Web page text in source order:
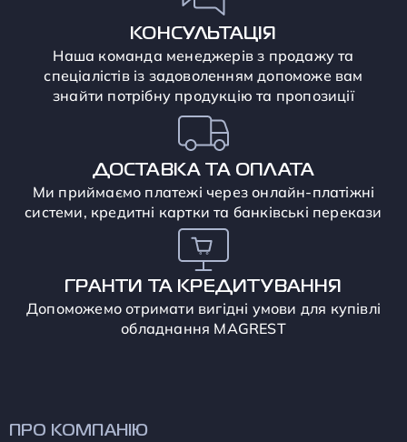
КОНСУЛЬТАЦІЯ
Наша команда менеджерів з продажу та
спеціалістів із задоволенням допоможе вам
знайти потрібну продукцію та пропозиції
ДОСТАВКА ТА ОПЛАТА
Ми приймаємо платежі через онлайн-платіжні
системи, кредитні картки та банківські перекази
ГРАНТИ ТА КРЕДИТУВАННЯ
Допоможемо отримати вигідні умови для купівлі
обладнання MAGREST
ПРО КОМПАНІЮ